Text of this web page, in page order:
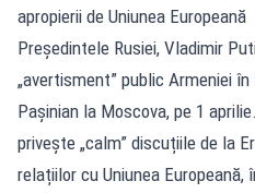
apropierii de Uniunea Europeană
Președintele Rusiei, Vladimir
„avertisment” public Armeniei
Pașinian la Moscova, pe 1
privește „calm” discuțiile de la
relațiilor cu Uniunea